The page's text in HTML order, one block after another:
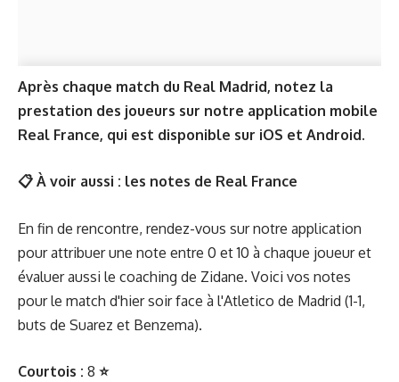
Après chaque match du Real Madrid, notez la
prestation des joueurs sur notre application mobile
Real France, qui est disponible sur iOS et Android.
📋 À voir aussi : les notes de Real France
En fin de rencontre, rendez-vous sur notre application
pour attribuer une note entre 0 et 10 à chaque joueur et
évaluer aussi le coaching de Zidane. Voici vos notes
pour le match d'hier soir face à l'Atletico de Madrid (1-1,
buts de Suarez et Benzema).
Courtois : 8 ⭐️